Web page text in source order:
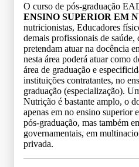
O curso de pós-graduação
ENSINO SUPERIOR EM
nutricionistas, Educadores
demais profissionais de saúde,
pretendam atuar na docência
nesta área poderá atuar como
área de graduação e
instituições contratantes, no
graduação (especialização).
Nutrição é bastante amplo, o
apenas em no ensino superior
pós-graduação, mas também
governamentais, em
privada.